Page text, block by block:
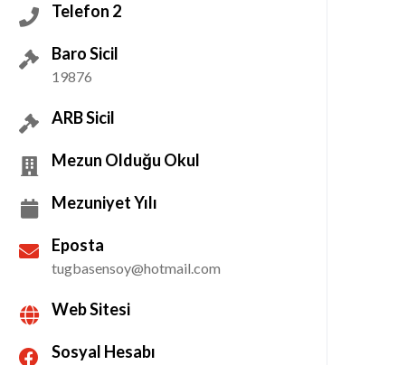
Telefon 2
Baro Sicil
19876
ARB Sicil
Mezun Olduğu Okul
Mezuniyet Yılı
Eposta
tugbasensoy@hotmail.com
Web Sitesi
Sosyal Hesabı